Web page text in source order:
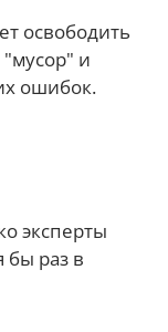
освободить
и
ошибок.
эксперты
бы раз в